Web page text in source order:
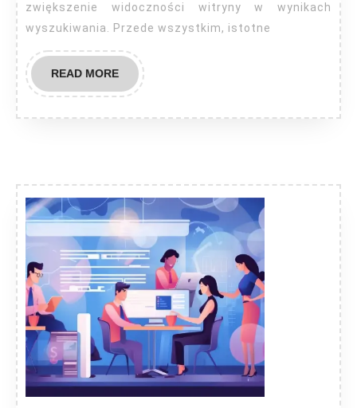
zwiększenie widoczności witryny w wynikach
wyszukiwania. Przede wszystkim, istotne
READ MOREREAD
MORE